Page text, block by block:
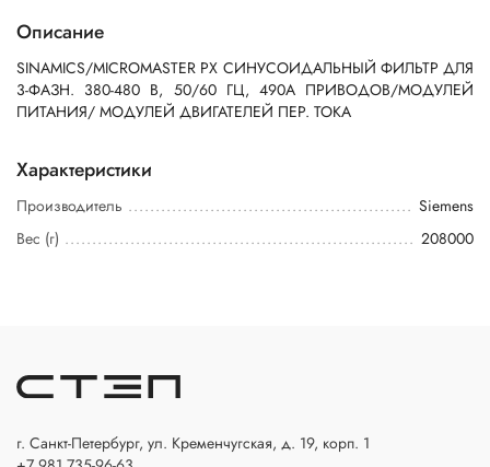
Описание
SINAMICS/MICROMASTER PX СИНУСОИДАЛЬНЫЙ ФИЛЬТР ДЛЯ
3-ФАЗН. 380-480 В, 50/60 ГЦ, 490A ПРИВОДОВ/МОДУЛЕЙ
ПИТАНИЯ/ МОДУЛЕЙ ДВИГАТЕЛЕЙ ПЕР. ТОКА
Характеристики
Производитель
Siemens
Вес (г)
208000
г. Санкт-Петербург, ул. Кременчугская, д. 19, корп. 1